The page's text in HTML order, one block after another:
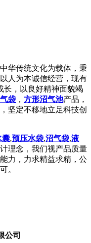
传统文化为载体，秉
人为本诚信经营，现有
长，以良好精神面貌竭
袋 ， 方形沼气池产品，
坚定不移地立足科技创
囊,预压水袋,沼气袋,液
理念，我们视产品质量
力，力求精益求精，公
。
公司